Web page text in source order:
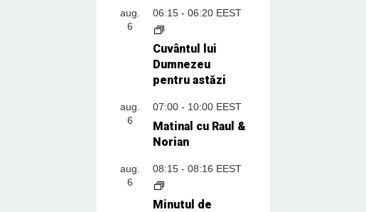
aug.
6
06:15- 06:20 EEST
Cuvântul lui
Dumnezeu
pentru astăzi
aug.
6
07:00- 10:00 EEST
Matinal cu Raul &
Norian
aug.
6
08:15- 08:16 EEST
Minutul de